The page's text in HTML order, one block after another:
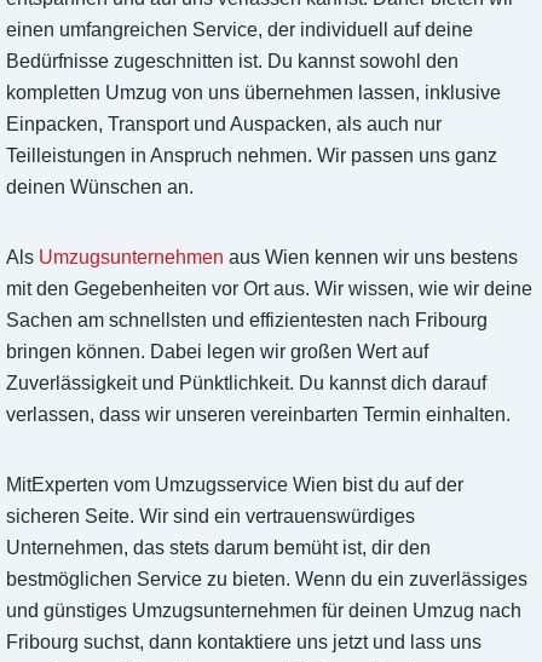
einen umfangreichen Service, der individuell auf deine
Bedürfnisse zugeschnitten ist. Du kannst sowohl den
kompletten Umzug von uns übernehmen lassen, inklusive
Einpacken, Transport und Auspacken, als auch nur
Teilleistungen in Anspruch nehmen. Wir passen uns ganz
deinen Wünschen an.
Als Umzugsunternehmen aus Wien kennen wir uns bestens
mit den Gegebenheiten vor Ort aus. Wir wissen, wie wir deine
Sachen am schnellsten und effizientesten nach Fribourg
bringen können. Dabei legen wir großen Wert auf
Zuverlässigkeit und Pünktlichkeit. Du kannst dich darauf
verlassen, dass wir unseren vereinbarten Termin einhalten.
MitExperten vom Umzugsservice Wien bist du auf der
sicheren Seite. Wir sind ein vertrauenswürdiges
Unternehmen, das stets darum bemüht ist, dir den
bestmöglichen Service zu bieten. Wenn du ein zuverlässiges
und günstiges Umzugsunternehmen für deinen Umzug nach
Fribourg suchst, dann kontaktiere uns jetzt und lass uns